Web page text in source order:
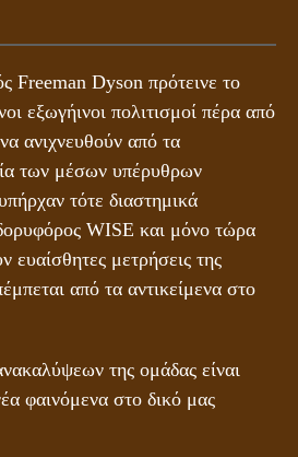
Freeman Dyson πρότεινε το
εξωγήινοι πολιτισμοί πέρα από
ανιχνευθούν από τα
των μέσων υπέρυθρων
τότε διαστημικά
WISE και μόνο τώρα
ευαίσθητες μετρήσεις της
από τα αντικείμενα στο
της ομάδας είναι
φαινόμενα στο δικό μας